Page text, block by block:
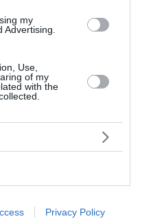
my
Advertising.
Use,
of my
with the
Privacy Policy
από